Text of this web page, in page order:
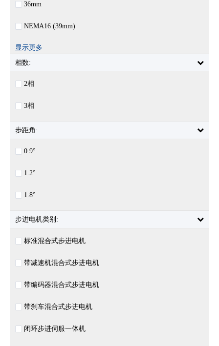
36mm
NEMA16 (39mm)
显示更多
相数:
2相
3相
步距角:
0.9°
1.2°
1.8°
步进电机类别:
标准混合式步进电机
带减速机混合式步进电机
带编码器混合式步进电机
带刹车混合式步进电机
闭环步进伺服一体机